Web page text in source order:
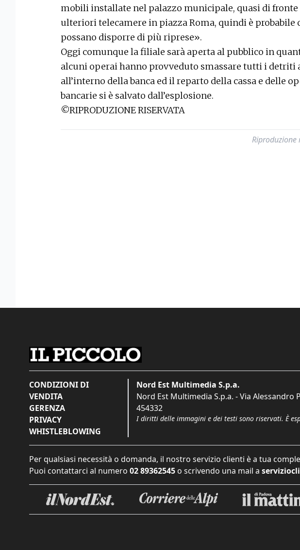
mobili installate nel palazzo municipale, quasi di fronte
ulteriori telecamere in piazza Roma, quindi è probabile
possano disporre di più riprese».
Oggi comunque la filiale sarà aperta al pubblico in
alcuni operai hanno provveduto smassare tutti i detriti
all’interno della banca ed il reparto della cassa e delle
bancarie si è salvato dall’esplosione.
©RIPRODUZIONE RISERVATA
Riproduzione
CONDIZIONI DI
VENDITA
GERENZA
PRIVACY
WHISTLEBLOWING
Nord Est Multimedia S.p.a.
Nord Est Multimedia S.p.a. - Via Alessandro
454332
I diritti delle immagini e dei testi sono riservati. È
Per qualsiasi necessità o domanda, il nostro servizio clienti è a tua
Puoi contattarci al numero 02 89362545 o scrivendo una mail a